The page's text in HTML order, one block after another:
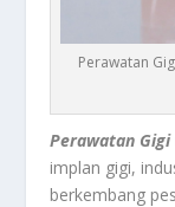
Perawatan
Perawatan Gigi
implan gigi,
berkembang